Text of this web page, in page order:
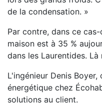
de la condensation. »
Par contre, dans ce
maison est à 35 %
dans les Laurentides.
L'ingénieur Denis
énergétique chez
solutions au client.